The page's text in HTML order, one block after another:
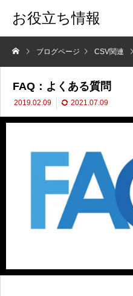
お役立ち情報
ブログページ CSV関連
FAQ：よくある質問
2019.02.09 2021.07.09